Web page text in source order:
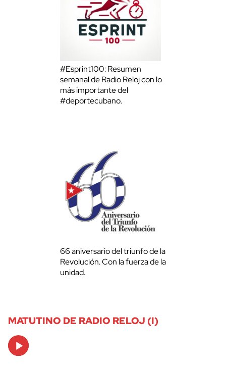
#Esprint100: Resumen
semanal de Radio Reloj con lo
más importante del
#deportecubano.
66 aniversario del triunfo de la
Revolución. Con la fuerza de la
unidad.
MATUTINO DE RADIO RELOJ (I)
Audio
Player